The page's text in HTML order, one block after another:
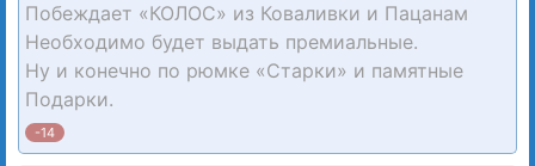
Побеждает «КОЛОС» из Коваливки и Пацанам
Необходимо будет выдать премиальные.
Ну и конечно по рюмке «Старки» и памятные
Подарки.
-14